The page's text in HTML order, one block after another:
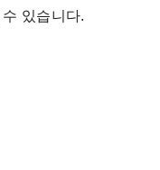
있습니다.